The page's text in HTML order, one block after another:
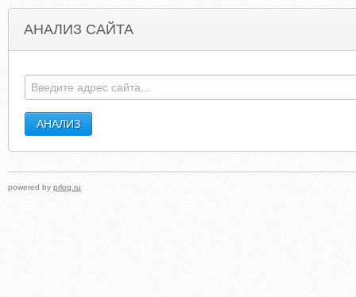
АНАЛИЗ САЙТА
powered by prlog.ru